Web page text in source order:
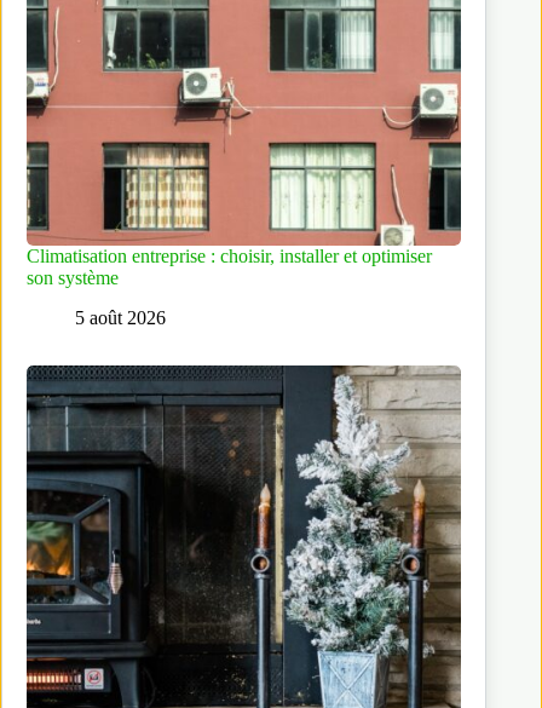
Climatisation entreprise : choisir, installer et optimiser
son système
5 août 2026